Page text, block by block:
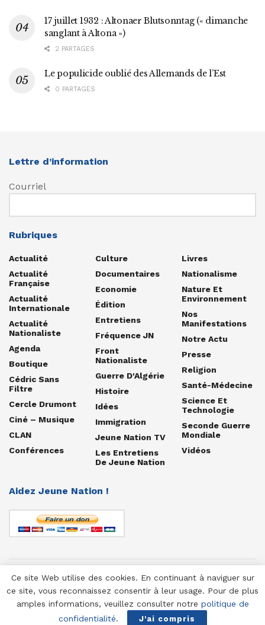
17 juillet 1932 : Altonaer Blutsonntag (« dimanche
sanglant à Altona »)
2 PARTAGES
Le populicide oublié des Allemands de l’Est
0 PARTAGES
Lettre d’information
Courriel
Rubriques
Actualité
Actualité
Française
Actualité
Internationale
Actualité
Nationaliste
Agenda
Boutique
Cédric Sans
Filtre
Cercle Drumont
Ciné – Musique
CLAN
Conférences
Culture
Documentaires
Economie
Édition
Entretiens
Fréquence JN
Front
Nationaliste
Guerre D'Algérie
Histoire
Idées
Immigration
Jeune Nation TV
Les Entretiens
De Jeune Nation
Livres
Nationalisme
Nature Et
Environnement
Nos
Manifestations
Notre Actu
Presse
Religion
Santé-Médecine
Science Et
Technologie
Seconde Guerre
Mondiale
Vidéos
Aidez Jeune Nation !
© 1958-2025 Jeune Nation
Ce site Web utilise des cookies. En continuant à naviguer sur
ce site, vous reconnaissez consentir à leur usage. Pour de plus
amples informations, veuillez consulter notre politique de
confidentialité. J'ai compris